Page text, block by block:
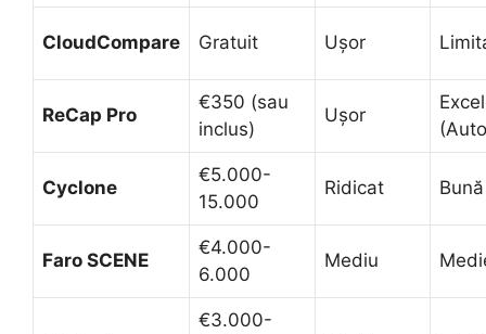
CloudCompare Gratuit Ușor
ReCap Pro
€350 (sau
inclus)
Ușor
Cyclone
€5.000-
15.000
Ridicat Bună
Faro SCENE
€4.000-
6.000
Mediu
€3.000-